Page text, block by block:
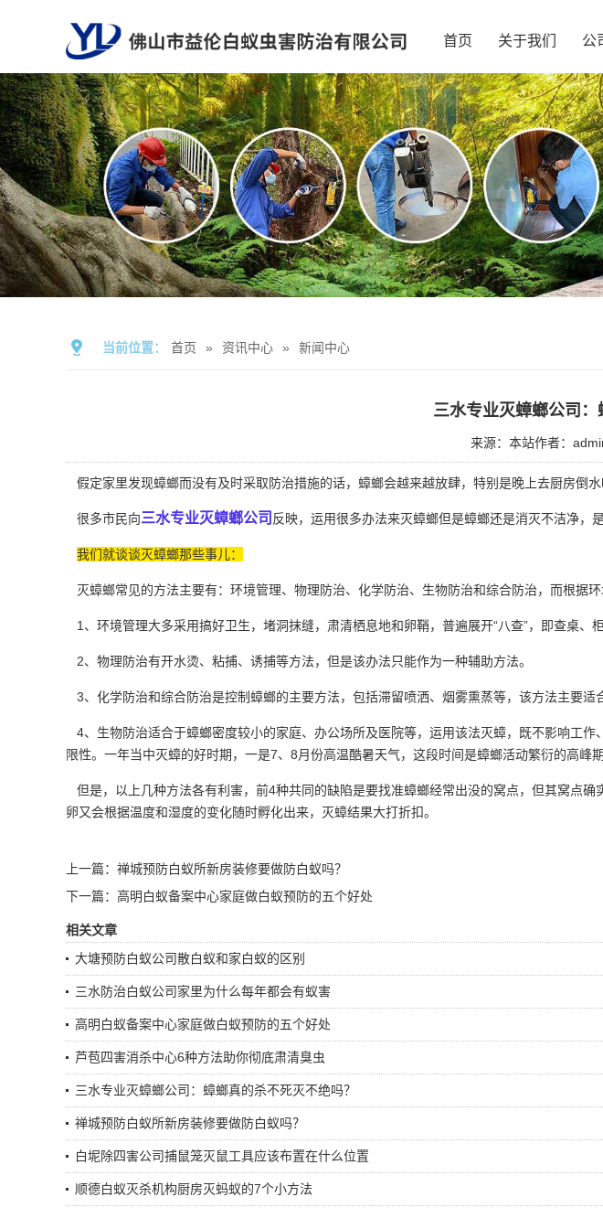
首页 关于我们 公
当前位置： 首页 » 资讯中心 » 新闻中心
三水专业灭蟑螂公司：
来源：本站作者：
假定家里发现蟑螂而没有及时采取防治措施的话，蟑螂会越来越放肆，特别是晚上去厨房倒水
很多市民向三水专业灭蟑螂公司 反映，运用很多办法来灭蟑螂但是蟑螂还是消灭不洁净，
我们就谈谈灭蟑螂那些事儿：
灭蟑螂常见的方法主要有：环境管理、物理防治、化学防治、生物防治和综合防治，而根据环
1、环境管理大多采用搞好卫生，堵洞抹缝，肃清栖息地和卵鞘，普遍展开“八查”，即查桌
2、物理防治有开水烫、粘捕、诱捕等方法，但是该办法只能作为一种辅助方法。
3、化学防治和综合防治是控制蟑螂的主要方法，包括滞留喷洒、烟雾熏蒸等，该方法主要适
4、生物防治适合于蟑螂密度较小的家庭、办公场所及医院等，运用该法灭蟑，既不影响工
限性。一年当中灭蟑的好时期，一是7、8月份高温酷暑天气，这段时间是蟑螂活动繁衍的高
但是，以上几种方法各有利害，前4种共同的缺陷是要找准蟑螂经常出没的窝点，但其窝点
卵又会根据温度和湿度的变化随时孵化出来，灭蟑结果大打折扣。
上一篇： 禅城预防白蚁所新房装修要做防白蚁吗？
下一篇： 高明白蚁备案中心家庭做白蚁预防的五个好处
相关文章
大塘预防白蚁公司散白蚁和家白蚁的区别
三水防治白蚁公司家里为什么每年都会有蚁害
高明白蚁备案中心家庭做白蚁预防的五个好处
芦苞四害消杀中心6种方法助你彻底肃清臭虫
三水专业灭蟑螂公司：蟑螂真的杀不死灭不绝吗？
禅城预防白蚁所新房装修要做防白蚁吗？
白坭除四害公司捕鼠笼灭鼠工具应该布置在什么位置
顺德白蚁灭杀机构厨房灭蚂蚁的7个小方法